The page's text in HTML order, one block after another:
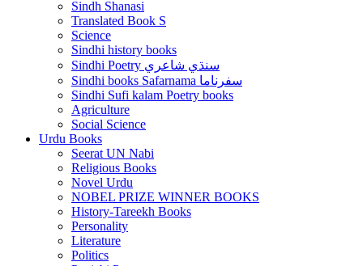
Sindh Shanasi
Translated Book S
Science
Sindhi history books
Sindhi Poetry سنڌي شاعري
Sindhi books Safarnama سفرناما
Sindhi Sufi kalam Poetry books
Agriculture
Social Science
Urdu Books
Seerat UN Nabi
Religious Books
Novel Urdu
NOBEL PRIZE WINNER BOOKS
History-Tareekh Books
Personality
Literature
Politics